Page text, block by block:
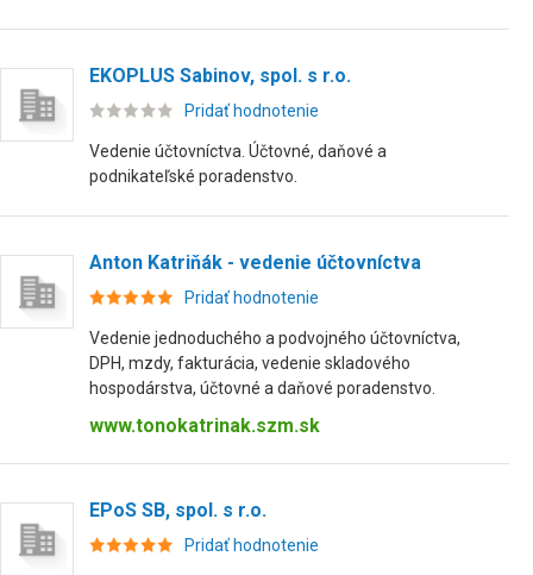
EKOPLUS Sabinov, spol. s r.o.
Pridať hodnotenie
Vedenie účtovníctva. Účtovné, daňové a
podnikateľské poradenstvo.
Anton Katriňák - vedenie účtovníctva
Pridať hodnotenie
Vedenie jednoduchého a podvojného účtovníctva,
DPH, mzdy, fakturácia, vedenie skladového
hospodárstva, účtovné a daňové poradenstvo.
www.tonokatrinak.szm.sk
EPoS SB, spol. s r.o.
Pridať hodnotenie